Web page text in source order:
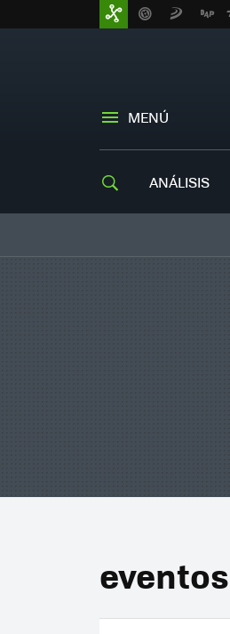
MENÚ
ANÁLISIS
eventos